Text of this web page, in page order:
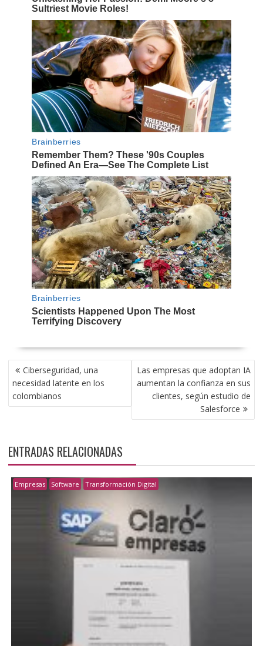
NAVEGACIÓN
DE
ENTRADAS
Ciberseguridad, una
necesidad latente en los
colombianos
Las empresas que adoptan IA
aumentan la confianza en sus
clientes, según estudio de
Salesforce
ENTRADAS RELACIONADAS
Empresas Software Transformación Digital